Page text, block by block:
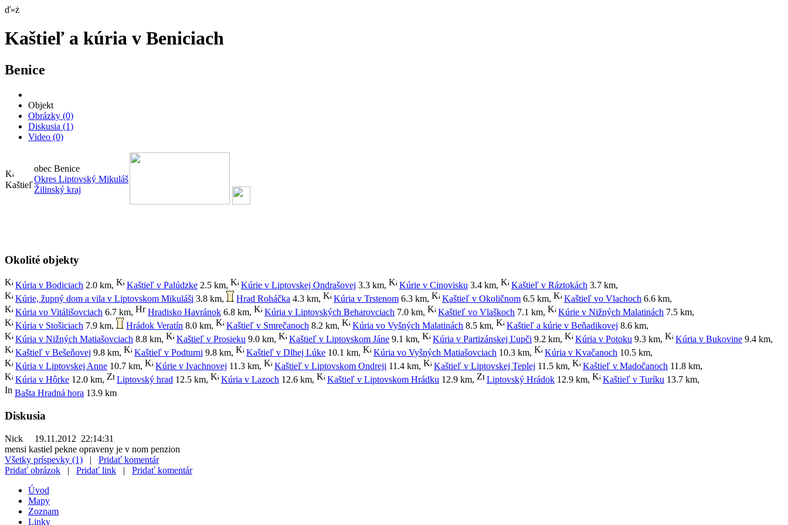
ď»ż
Kaštieľ a kúria v Beniciach
Benice
Objekt
Obrázky (0)
Diskusia (1)
Video (0)
Kaštieľ
obec Benice
Okres Liptovský Mikuláš
Žilinský kraj
Okolité objekty
Kúria v Bodiciach 2.0 km, Kaštieľ v Palúdzke 2.5 km, Kúrie v Liptovskej Ondrašovej 3.3 km, Kúrie v Cinovisku 3.4 km, Kaštieľ v Ráztokách 3.7 km,
Kúrie, župný dom a vila v Liptovskom Mikuláši 3.8 km, Hrad Roháčka 4.3 km, Kúria v Trstenom 6.3 km, Kaštieľ v Okoličnom 6.5 km, Kaštieľ vo Vlachoch 6.6 km,
Kúria vo Vitálišovciach 6.7 km, Hradisko Havránok 6.8 km, Kúria v Liptovských Beharovciach 7.0 km, Kaštieľ vo Vlaškoch 7.1 km, Kúrie v Nižných Malatinách 7.5 km,
Kúria v Stošiciach 7.9 km, Hrádok Veratín 8.0 km, Kaštieľ v Smrečanoch 8.2 km, Kúria vo Vyšných Malatinách 8.5 km, Kaštieľ a kúrie v Beňadikovej 8.6 km,
Kúria v Nižných Matiašovciach 8.8 km, Kaštieľ v Prosieku 9.0 km, Kaštieľ v Liptovskom Jáne 9.1 km, Kúria v Partizánskej Ľupči 9.2 km, Kúria v Potoku 9.3 km, Kúria v Bukovine 9.4 km,
Kaštieľ v Bešeňovej 9.8 km, Kaštieľ v Podturni 9.8 km, Kaštieľ v Dlhej Lúke 10.1 km, Kúria vo Vyšných Matiašovciach 10.3 km, Kúria v Kvačanoch 10.5 km,
Kúria v Liptovskej Anne 10.7 km, Kúrie v Ivachnovej 11.3 km, Kaštieľ v Liptovskom Ondreji 11.4 km, Kaštieľ v Liptovskej Teplej 11.5 km, Kaštieľ v Madočanoch 11.8 km,
Kúria v Hôrke 12.0 km, Liptovský hrad 12.5 km, Kúria v Lazoch 12.6 km, Kaštieľ v Liptovskom Hrádku 12.9 km, Liptovský Hrádok 12.9 km, Kaštieľ v Turíku 13.7 km,
Bašta Hradná hora 13.9 km
Diskusia
Nick 19.11.2012 22:14:31
mensi kastiel pekne opraveny je v nom penzion
Všetky príspevky (1) | Pridať komentár
Pridať obrázok | Pridať link | Pridať komentár
Úvod
Mapy
Zoznam
Linky